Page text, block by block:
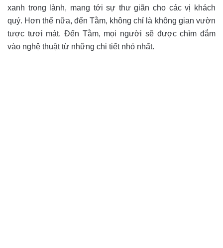
xanh trong lành, mang tới sự thư giãn cho các vị khách
quý. Hơn thế nữa, đến Tằm, không chỉ là không gian vườn
tược tươi mát. Đến Tằm, mọi người sẽ được chìm đắm
vào nghệ thuật từ những chi tiết nhỏ nhất.